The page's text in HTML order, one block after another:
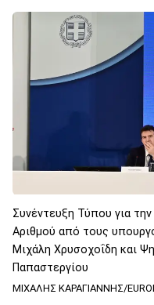
Συνέντευξη Τύπου για
Αριθμού από τους
Μιχάλη Χρυσοχοΐδη και
Παπαστεργίου
ΜΙΧΑΛΗΣ ΚΑΡΑΓΙΑΝΝΗΣ/